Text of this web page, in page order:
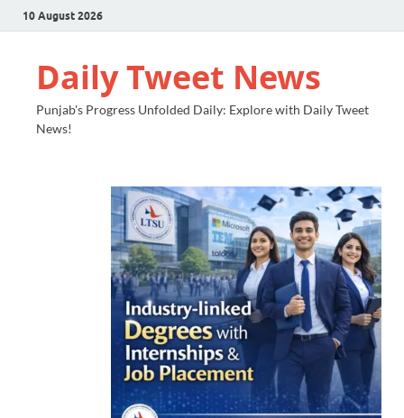
10 August 2026
Daily Tweet News
Punjab's Progress Unfolded Daily: Explore with Daily Tweet
News!